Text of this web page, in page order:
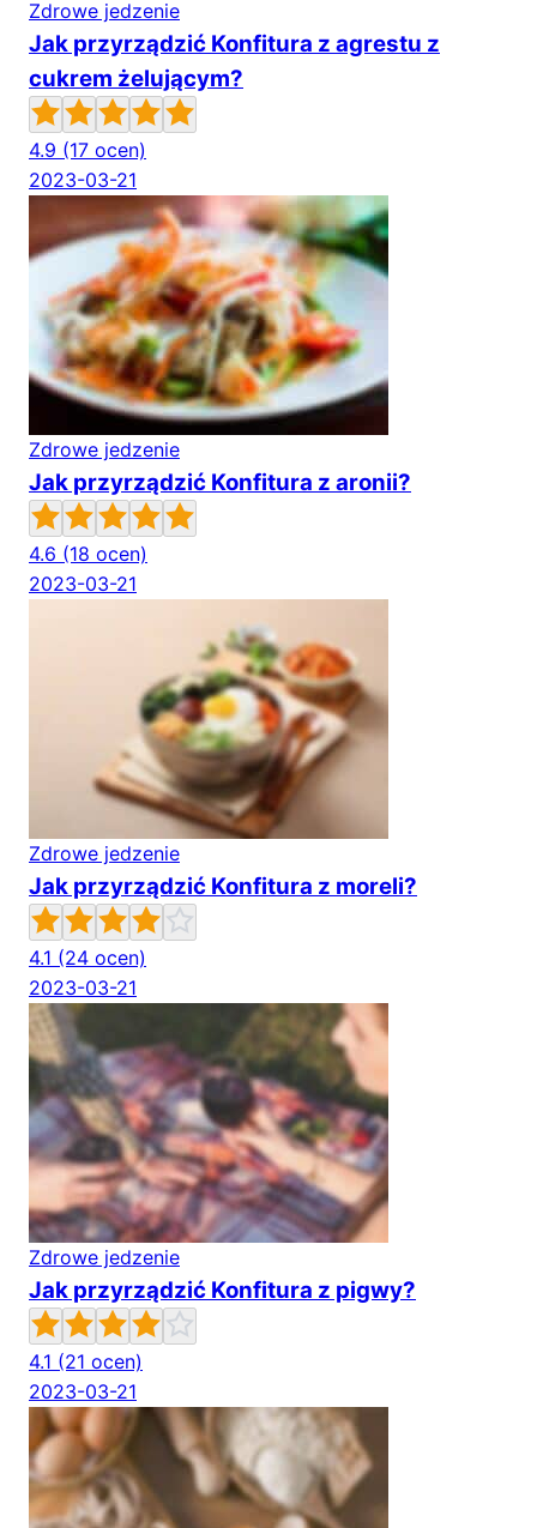
Zdrowe jedzenie
Jak przyrządzić Konfitura z agrestu z
cukrem żelującym?
4.9 (17 ocen)
2023-03-21
Zdrowe jedzenie
Jak przyrządzić Konfitura z aronii?
4.6 (18 ocen)
2023-03-21
Zdrowe jedzenie
Jak przyrządzić Konfitura z moreli?
4.1 (24 ocen)
2023-03-21
Zdrowe jedzenie
Jak przyrządzić Konfitura z pigwy?
4.1 (21 ocen)
2023-03-21